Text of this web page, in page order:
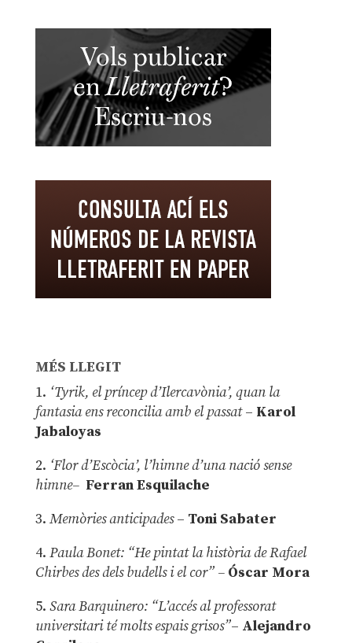
MÉS LLEGIT
1. ‘Tyrik, el príncep d’Ilercavònia’, quan la
fantasia ens reconcilia amb el passat– Karol
Jabaloyas
2. ‘Flor d’Escòcia’, l’himne d’una nació sense
himne– Ferran Esquilache
3. Memòries anticipades– Toni Sabater
4. Paula Bonet: “He pintat la història de Rafael
Chirbes des dels budells i el cor” –Óscar Mora
5. Sara Barquinero: “L’accés al professorat
universitari té molts espais grisos”– Alejandro